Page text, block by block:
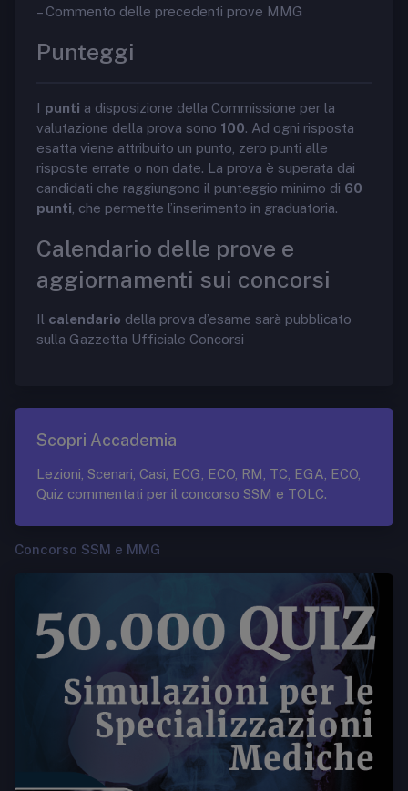
– Commento delle precedenti prove MMG
Punteggi
I punti a disposizione della Commissione per la
valutazione della prova sono 100. Ad ogni risposta
esatta viene attribuito un punto, zero punti alle
risposte errate o non date. La prova è superata dai
candidati che raggiungono il punteggio minimo di 60
punti , che permette l’inserimento in graduatoria.
Calendario delle prove e
aggiornamenti sui concorsi
Il calendario della prova d’esame sarà pubblicato
sulla Gazzetta Ufficiale Concorsi
Scopri Accademia
Lezioni, Scenari, Casi, ECG, ECO, RM, TC, EGA, ECO,
Quiz commentati per il concorso SSM e TOLC.
Concorso SSM e MMG